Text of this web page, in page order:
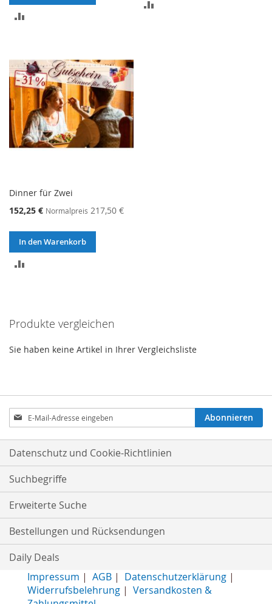
HINZUFÜGEN
Dinner für Zwei
152,25 € Normalpreis 217,50 €
In den Warenkorb
Produkte vergleichen
Sie haben keine Artikel in Ihrer Vergleichsliste
Anmeldung
zum
Newsletter:
Abonnieren
Datenschutz und Cookie-Richtlinien
Suchbegriffe
Erweiterte Suche
Bestellungen und Rücksendungen
Daily Deals
Impressum | AGB| Datenschutzerklärung|
Widerrufsbelehrung| Versandkosten &